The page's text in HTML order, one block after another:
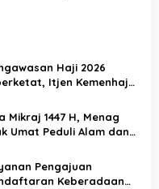
Haji 2026
Itjen Kemenhaj
Mikraj 1447 H, Menag
Umat Peduli Alam dan
Pengajuan
Keberadaan